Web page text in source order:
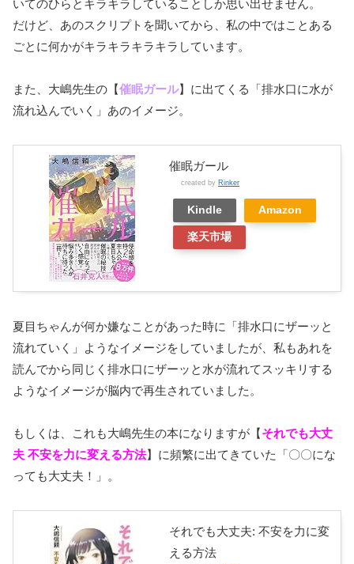
いてのひらとキラキラしていることしか思い出せません。
だけど、あのスクリプトを聞いてから、私の中ではことある
ごとに何かがキラキラキラキラしています。
また、大嶋先生の【催眠ガール】に出てくる「排水口に水が
流れ込んでいく」あのイメージ。
催眠ガール
created by Rinker
Kindle Amazon
楽天市場
夏目ちゃんが何か嫌なことがあった時に「排水口にザーッと
流れていく」ようなイメージをしていましたが、私もあれを
読んでから同じく排水口にザーッと水が流れてスッキリする
ようなイメージが脳内で再生されていました。
もしくは、これも大嶋先生の本になりますが【それでも大丈
夫 不安を力に変える方法】に頻繁に出てきていた「〇〇にな
っても大丈夫！」。
それでも大丈夫: 不安を力に変
える方法